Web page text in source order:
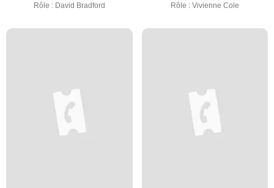
Rôle : David Bradford Rôle : Vivienne Cole